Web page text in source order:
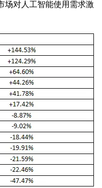
场对人工智能使用需求激